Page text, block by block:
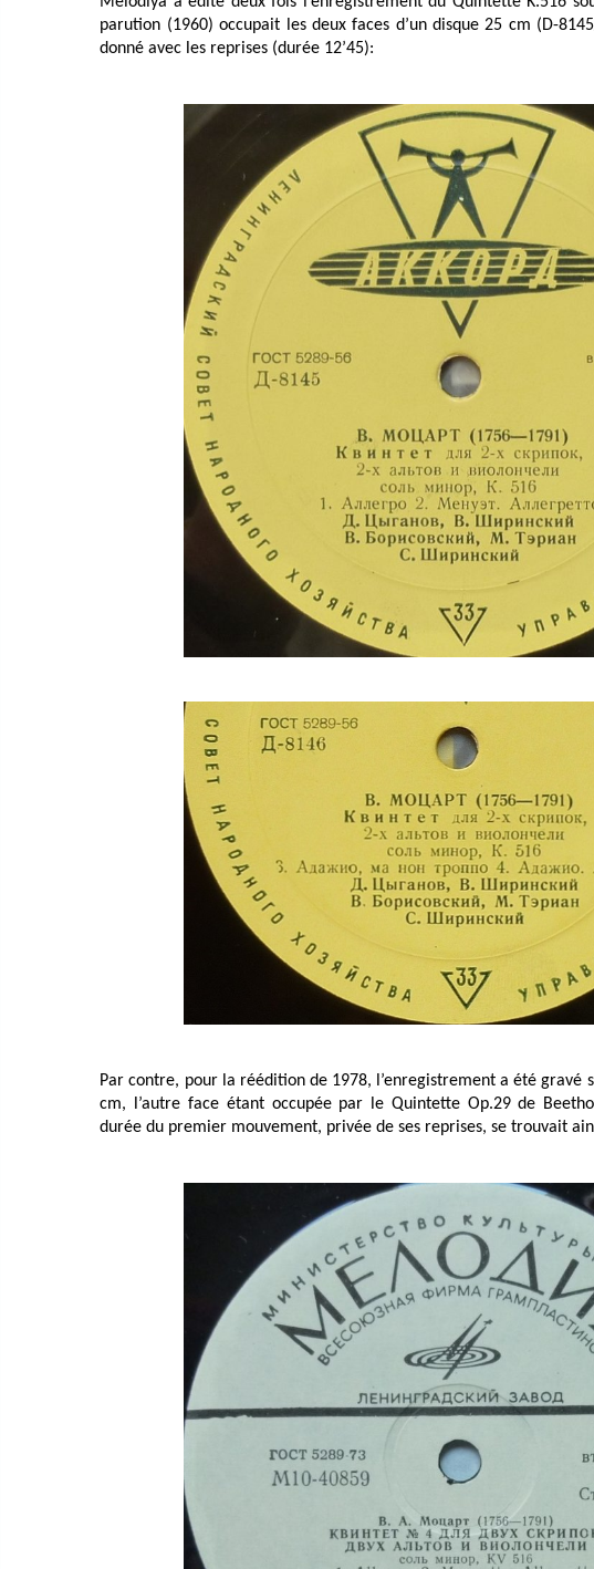
parution (1960) occupait les deux faces d’un disque 25 cm (D-
donné avec les reprises (durée 12’45):
Par contre, pour la réédition de 1978, l’enregistrement a été gravé
cm, l’autre face étant occupée par le Quintette Op.29 de
durée du premier mouvement, privée de ses reprises, se trouvait